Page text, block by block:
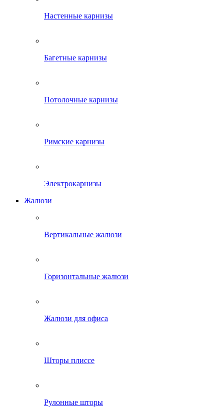
Настенные карнизы
Багетные карнизы
Потолочные карнизы
Римские карнизы
Электрокарнизы
Жалюзи
Вертикальные жалюзи
Горизонтальные жалюзи
Жалюзи для офиса
Шторы плиссе
Рулонные шторы